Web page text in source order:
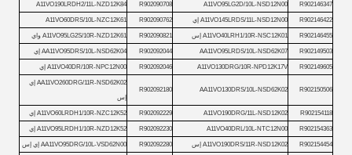
R902146347
A11VO95LG2D/10L-NSD12N00
R902090708
A11VO190LRDH2/11L-NZD12K84
R902146422 A11VO145LRDS/11L-NSD12N00 إي R902090762
A11VO60DRS/10L-NZC12K61
R902146455 A11VO40LRH1/10R-NSC12K01 إس R902090821 A11VO95LG2S/10R-NZD12K61 واي
R902149503
AA11VO95LRDS/10L-NSD62K07
R902092044 AA11VO95DRS/10L-NSD62K04 إي
R902149605
A11VO130DRG/10R-NPD12K17V
R902092046 A11VO40DR/10R-NPC12N00 إي
R902150506
AA11VO130DRS/10L-NSD62K02
R902092180
AA11VO260DRG/11R-NSD62K02 إي
إس
R902154118
A11VO190DRG/11L-NSD12K02
R902092229 A11VO60LRDH1/10R-NZC12K52 إي
R902154363
A11VO40DRL/10L-NTC12N00
R902092230 A11VO95LRDH1/10R-NZD12K52 إي
R902154454 A11VO190DRS/11R-NSD12K02 إس R902092280 AA11VO95DRG/10L-VSD62N00 إي إس